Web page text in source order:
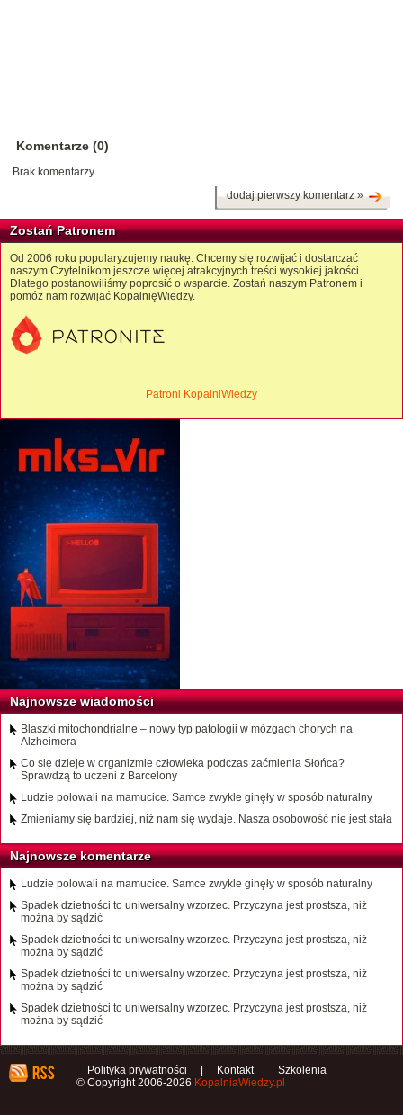
Komentarze (0)
Brak komentarzy
dodaj pierwszy komentarz »
Zostań Patronem
Od 2006 roku popularyzujemy naukę. Chcemy się rozwijać i dostarczać
naszym Czytelnikom jeszcze więcej atrakcyjnych treści wysokiej jakości.
Dlatego postanowiliśmy poprosić o wsparcie. Zostań naszym Patronem i
pomóż nam rozwijać KopalnięWiedzy.
Patroni KopalniWiedzy
Najnowsze wiadomości
Blaszki mitochondrialne – nowy typ patologii w mózgach chorych na
Alzheimera
Co się dzieje w organizmie człowieka podczas zaćmienia Słońca?
Sprawdzą to uczeni z Barcelony
Ludzie polowali na mamucice. Samce zwykle ginęły w sposób naturalny
Zmieniamy się bardziej, niż nam się wydaje. Nasza osobowość nie jest stała
Najnowsze komentarze
Ludzie polowali na mamucice. Samce zwykle ginęły w sposób naturalny
Spadek dzietności to uniwersalny wzorzec. Przyczyna jest prostsza, niż
można by sądzić
Spadek dzietności to uniwersalny wzorzec. Przyczyna jest prostsza, niż
można by sądzić
Spadek dzietności to uniwersalny wzorzec. Przyczyna jest prostsza, niż
można by sądzić
Spadek dzietności to uniwersalny wzorzec. Przyczyna jest prostsza, niż
można by sądzić
Polityka prywatności Kontakt
Szkolenia
© Copyright 2006-2026 KopalniaWiedzy.pl